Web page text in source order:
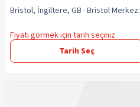
Bristol, İngiltere, GB · BristolMerkez:
Fiyatı görmek için tarih seçiniz
Tarih Seç